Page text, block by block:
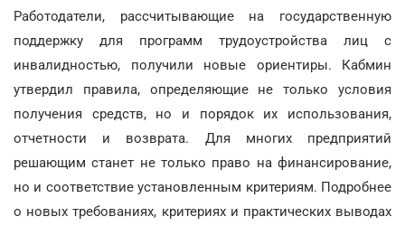
Работодатели, рассчитывающие на государственную
поддержку для программ трудоустройства лиц с
инвалидностью, получили новые ориентиры. Кабмин
утвердил правила, определяющие не только условия
получения средств, но и порядок их использования,
отчетности и возврата. Для многих предприятий
решающим станет не только право на финансирование,
но и соответствие установленным критериям. Подробнее
о новых требованиях, критериях и практических выводах